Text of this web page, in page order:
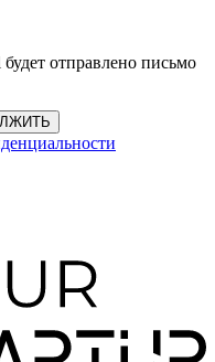
отправлено письмо